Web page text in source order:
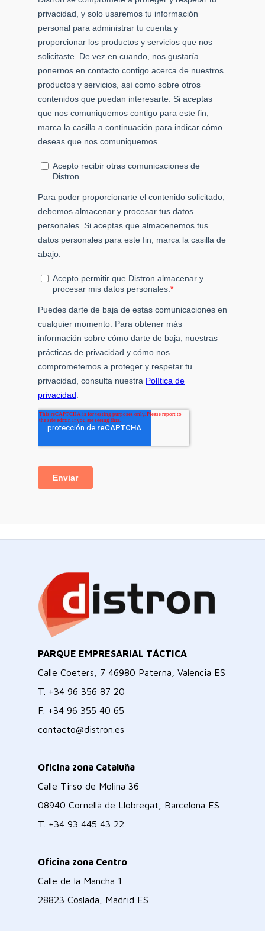
PARQUE EMPRESARIAL TÁCTICA
Calle Coeters, 7 46980 Paterna, Valencia ES
T. +34 96 356 87 20
F. +34 96 355 40 65
contacto@distron.es
Oficina zona Cataluña
Calle Tirso de Molina 36
08940 Cornellà de Llobregat, Barcelona ES
T. +34 93 445 43 22
Oficina zona Centro
Calle de la Mancha 1
28823 Coslada, Madrid ES